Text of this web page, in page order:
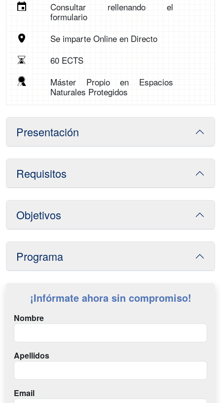
Consultar rellenando el
formulario
Se imparte Online en Directo
60 ECTS
Máster Propio en Espacios
Naturales Protegidos
Presentación
Requisitos
Objetivos
Programa
¡Infórmate ahora sin compromiso!
Nombre
Apellidos
Email